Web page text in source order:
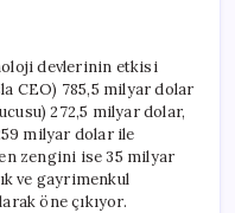
devlerinin etkisi
CEO) 785,5 milyar dolar
272,5 milyar dolar,
milyar dolar ile
zengini ise 35 milyar
ve gayrimenkul
öne çıkıyor.